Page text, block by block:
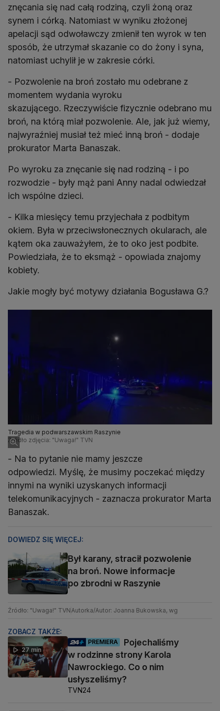
znęcania się nad całą rodziną, czyli żoną oraz
synem i córką. Natomiast w wyniku złożonej
apelacji sąd odwoławczy zmienił ten wyrok w ten
sposób, że utrzymał skazanie co do żony i syna,
natomiast uchylił je w zakresie córki.
- Pozwolenie na broń zostało mu odebrane z
momentem wydania wyroku
skazującego. Rzeczywiście fizycznie odebrano mu
broń, na którą miał pozwolenie. Ale, jak już wiemy,
najwyraźniej musiał też mieć inną broń - dodaje
prokurator Marta Banaszak.
Po wyroku za znęcanie się nad rodziną - i po
rozwodzie - były mąż pani Anny nadal odwiedzał
ich wspólne dzieci.
- Kilka miesięcy temu przyjechała z podbitym
okiem. Była w przeciwsłonecznych okularach, ale
kątem oka zauważyłem, że to oko jest podbite.
Powiedziała, że to eksmąż - opowiada znajomy
kobiety.
Jakie mogły być motywy działania Bogusława G.?
Tragedia w podwarszawskim Raszynie
Źródło zdjęcia: "Uwaga!" TVN
- Na to pytanie nie mamy jeszcze
odpowiedzi. Myślę, że musimy poczekać między
innymi na wyniki uzyskanych informacji
telekomunikacyjnych - zaznacza prokurator Marta
Banaszak.
DOWIEDZ SIĘ WIĘCEJ:
Był karany, stracił pozwolenie
na broń. Nowe informacje
po zbrodni w Raszynie
Źródło: "Uwaga!" TVN Autorka/Autor: Joanna Bukowska, wg
ZOBACZ TAKŻE:
27 min
PREMIERA
Pojechaliśmy
w rodzinne strony Karola
Nawrockiego. Co o nim
usłyszeliśmy?
TVN24